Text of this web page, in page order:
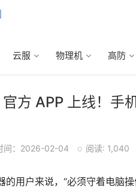
云服 物理机 高防
> 正文
方 APP 上线！手
间：2026-02-04 o 阅读: 1,040
的用户来说，“必须守着电脑